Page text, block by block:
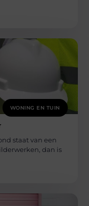
WONING EN TUIN
staat van een
dan is